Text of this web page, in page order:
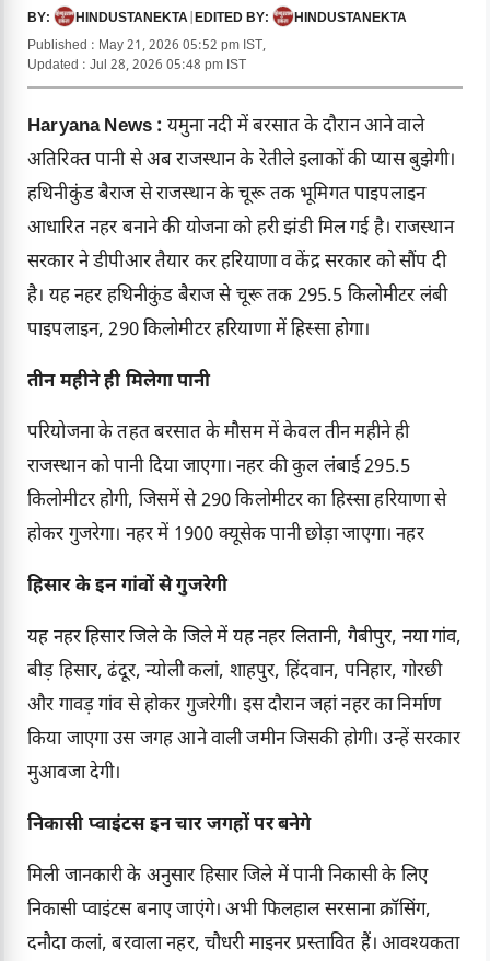
BY: HINDUSTANEKTA EDITED BY:
HINDUSTANEKTA
Published : May 21, 2026 05:52 pm IST,
Updated : Jul 28, 2026 05:48 pm IST
Haryana News : यमुना नदी में बरसात के दौरान आने वाले
अतिरिक्त पानी से अब राजस्थान के रेतीले इलाकों की प्यास बुझेगी।
हथिनीकुंड बैराज से राजस्थान के चूरू तक भूमिगत पाइपलाइन
आधारित नहर बनाने की योजना को हरी झंडी मिल गई है। राजस्थान
सरकार ने डीपीआर तैयार कर हरियाणा व केंद्र सरकार को सौंप दी
है। यह नहर हथिनीकुंड बैराज से चूरू तक 295.5 किलोमीटर लंबी
पाइपलाइन, 290 किलोमीटर हरियाणा में हिस्सा होगा।
तीन महीने ही मिलेगा पानी
परियोजना के तहत बरसात के मौसम में केवल तीन महीने ही
राजस्थान को पानी दिया जाएगा। नहर की कुल लंबाई 295.5
किलोमीटर होगी, जिसमें से 290 किलोमीटर का हिस्सा हरियाणा से
होकर गुजरेगा। नहर में 1900 क्यूसेक पानी छोड़ा जाएगा। नहर
हिसार के इन गांवों से गुजरेगी
यह नहर हिसार जिले के जिले में यह नहर लितानी, गैबीपुर, नया गांव,
बीड़ हिसार, ढंदूर, न्योली कलां, शाहपुर, हिंदवान, पनिहार, गोरछी
और गावड़ गांव से होकर गुजरेगी। इस दौरान जहां नहर का निर्माण
किया जाएगा उस जगह आने वाली जमीन जिसकी होगी। उन्हें सरकार
मुआवजा देगी।
निकासी प्वाइंटस इन चार जगहों पर बनेगे
मिली जानकारी के अनुसार हिसार जिले में पानी निकासी के लिए
निकासी प्वाइंटस बनाए जाएंगे। अभी फिलहाल सरसाना क्रॉसिंग,
दनौदा कलां, बरवाला नहर, चौधरी माइनर प्रस्तावित हैं। आवश्यकता